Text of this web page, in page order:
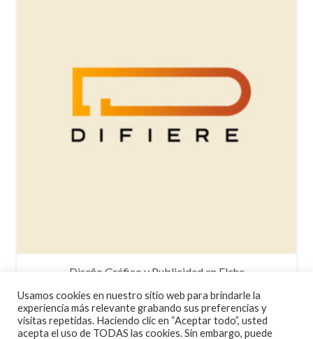
Diseño Gráfico y Publicidad en Elche
Usamos cookies en nuestro sitio web para brindarle la
experiencia más relevante grabando sus preferencias y
visitas repetidas. Haciendo clic en “Aceptar todo”, usted
acepta el uso de TODAS las cookies. Sin embargo, puede